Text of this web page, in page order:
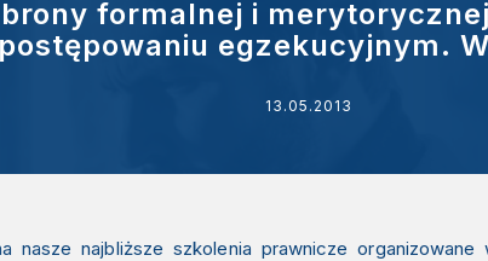
formalnej i
egzekucyjnym.
13.05.2013
nasze najbliższe szkolenia prawnicze